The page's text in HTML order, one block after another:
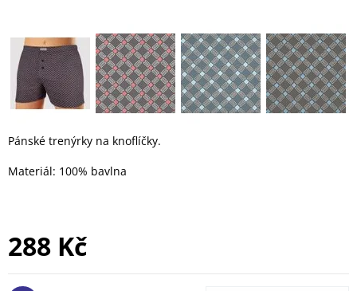
Pánské trenýrky na knoflíčky.
Materiál: 100% bavlna
288 Kč